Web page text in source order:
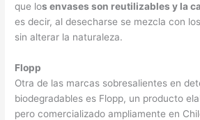
que los envases son reutilizables y la
es decir, al desecharse se mezcla con
sin alterar la naturaleza.
Flopp
Otra de las marcas sobresalientes en
biodegradables es Flopp, un producto
pero comercializado ampliamente en